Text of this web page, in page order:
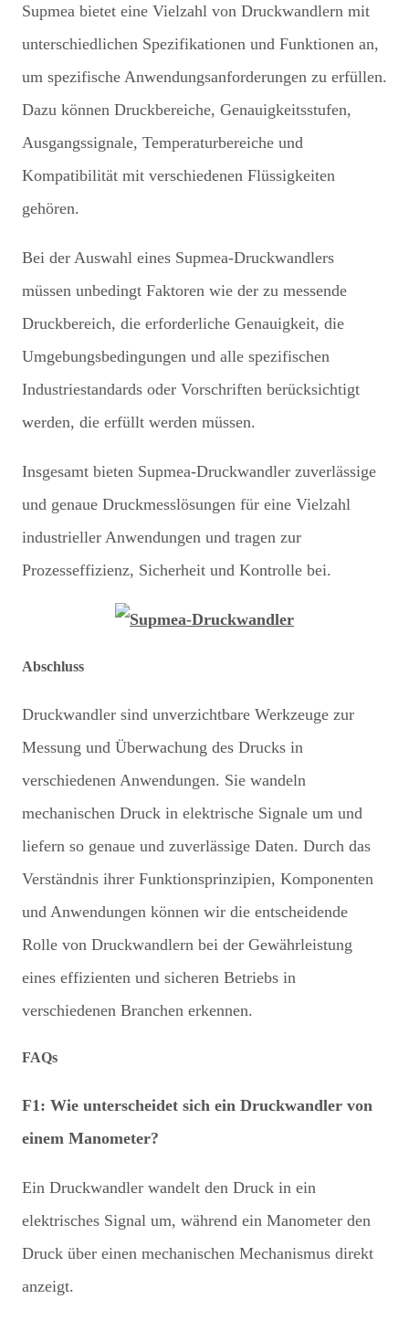
Supmea bietet eine Vielzahl von Druckwandlern mit
unterschiedlichen Spezifikationen und Funktionen an,
um spezifische Anwendungsanforderungen zu erfüllen.
Dazu können Druckbereiche, Genauigkeitsstufen,
Ausgangssignale, Temperaturbereiche und
Kompatibilität mit verschiedenen Flüssigkeiten
gehören.
Bei der Auswahl eines Supmea-Druckwandlers
müssen unbedingt Faktoren wie der zu messende
Druckbereich, die erforderliche Genauigkeit, die
Umgebungsbedingungen und alle spezifischen
Industriestandards oder Vorschriften berücksichtigt
werden, die erfüllt werden müssen.
Insgesamt bieten Supmea-Druckwandler zuverlässige
und genaue Druckmesslösungen für eine Vielzahl
industrieller Anwendungen und tragen zur
Prozesseffizienz, Sicherheit und Kontrolle bei.
Abschluss
Druckwandler sind unverzichtbare Werkzeuge zur
Messung und Überwachung des Drucks in
verschiedenen Anwendungen. Sie wandeln
mechanischen Druck in elektrische Signale um und
liefern so genaue und zuverlässige Daten. Durch das
Verständnis ihrer Funktionsprinzipien, Komponenten
und Anwendungen können wir die entscheidende
Rolle von Druckwandlern bei der Gewährleistung
eines effizienten und sicheren Betriebs in
verschiedenen Branchen erkennen.
FAQs
F1: Wie unterscheidet sich ein Druckwandler von
einem Manometer?
Ein Druckwandler wandelt den Druck in ein
elektrisches Signal um, während ein Manometer den
Druck über einen mechanischen Mechanismus direkt
anzeigt.